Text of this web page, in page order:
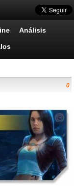
Análisis
0